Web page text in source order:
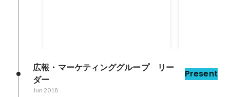
広報・マーケティンググループ　リー
ダー
Present
Jun 2018